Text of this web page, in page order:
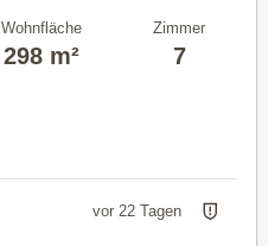
Wohnfläche
298 m²
Zimmer
7
vor 22 Tagen